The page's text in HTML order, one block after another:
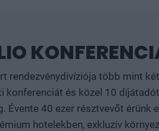
rendezvénydivíziója több mint
konferenciát és közel 10
Évente 40 ezer résztvevőt
hotelekben, exkluzív